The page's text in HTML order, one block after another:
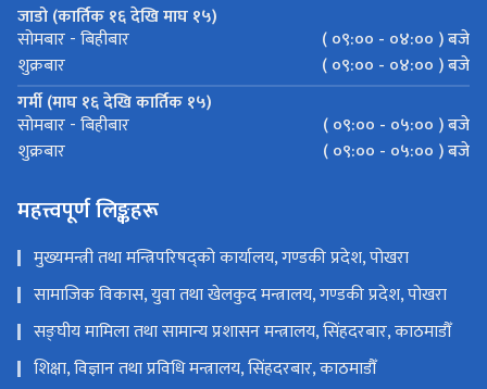
जाडो (कार्तिक १६ देखि माघ १५)
सोमबार - बिहीबार
( ०९:०० - ०४:०० ) बजे
शुक्रबार
( ०९:०० - ०४:०० ) बजे
गर्मी (माघ १६ देखि कार्तिक १५)
सोमबार - बिहीबार
( ०९:०० - ०५:०० ) बजे
शुक्रबार
( ०९:०० - ०५:०० ) बजे
महत्त्वपूर्ण लिङ्कहरू
मुख्यमन्त्री तथा मन्त्रिपरिषद्को कार्यालय, गण्डकी प्रदेश, पोखरा
सामाजिक विकास, युवा तथा खेलकुद मन्त्रालय, गण्डकी प्रदेश, पोखरा
सङ्‍घीय मामिला तथा सामान्य प्रशासन मन्त्रालय, सिंहदरबार, काठमाडौँ
शिक्षा, विज्ञान तथा प्रविधि मन्त्रालय, सिंहदरबार, काठमाडौँ